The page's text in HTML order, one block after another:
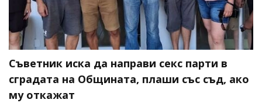
Съветник иска да направи секс парти в
сградата на Общината, плаши със съд, ако
му откажат